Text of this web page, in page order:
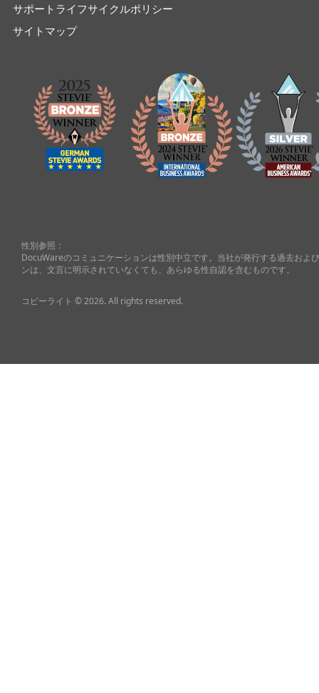
サポートライフサイクルポリシー
サイトマップ
性別参照：
DocuWareのコミュニケーションは性別中立です。当社が発行する過去およ
ンは、文言に明示されていなくても、あらゆる性自認を含むものです。
コピーライト © 2026. All rights reserved.